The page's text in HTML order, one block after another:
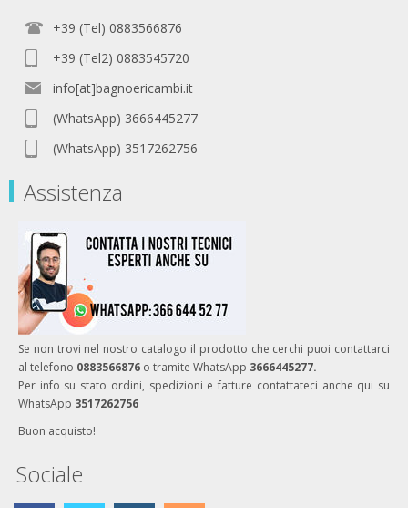
+39 (Tel) 0883566876
+39 (Tel2) 0883545720
info[at]bagnoericambi.it
(WhatsApp) 3666445277
(WhatsApp) 3517262756
Assistenza
Se non trovi nel nostro catalogo il prodotto che cerchi puoi contattarci
al telefono 0883566876 o tramite WhatsApp 3666445277.
Per info su stato ordini, spedizioni e fatture contattateci anche qui su
WhatsApp 3517262756
Buon acquisto!
Sociale